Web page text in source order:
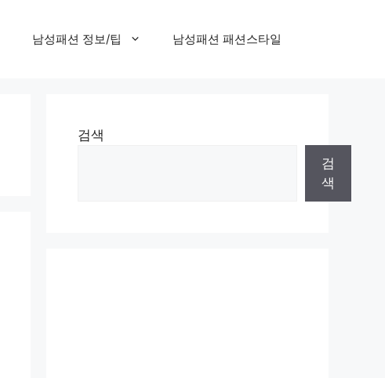
남성패션 정보/팁 남성패션 패션스타일
검색
검
색